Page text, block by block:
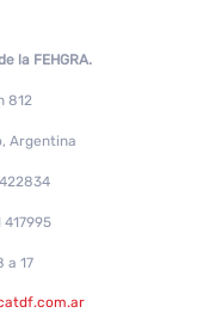
la FEHGRA.
812
Argentina
417995
a 17